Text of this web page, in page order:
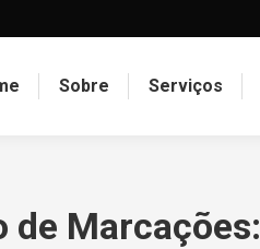
Sobre Serviços
de Marcações: